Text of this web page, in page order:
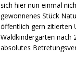
sich hier nun einmal
gewonnenes Stück
öffentlich gern zitierten
Waldkindergärten nach
absolutes